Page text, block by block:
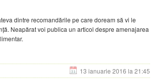
dintre recomandările pe care doream să vi le
Neapărat voi publica un articol despre amenajarea
13 ianuarie 2016 la 21:45